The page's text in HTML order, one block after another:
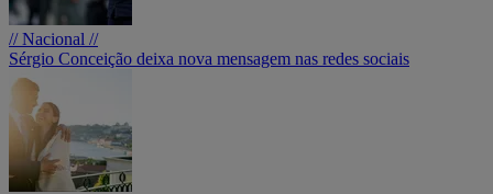
// Nacional //
Sérgio Conceição deixa nova mensagem nas redes sociais